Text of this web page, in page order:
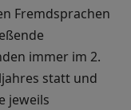
Fremdsprachen
immer im 2.
statt und
jeweils